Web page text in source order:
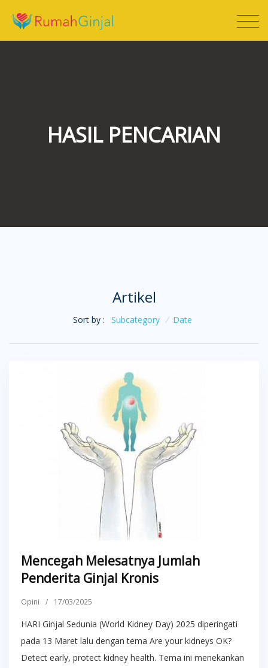
HASIL PENCARIAN
Artikel
Sort by : Subcategory / Date
Mencegah Melesatnya Jumlah
Penderita Ginjal Kronis
Opini / 17/03/2025
HARI Ginjal Sedunia (World Kidney Day) 2025 diperingati
pada 13 Maret lalu dengan tema Are your kidneys OK?
Detect early, protect kidney health. Tema ini menekankan